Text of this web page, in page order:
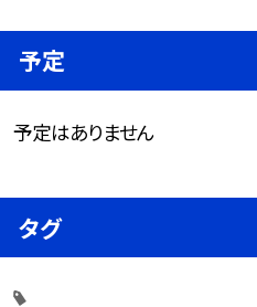
予定
予定はありません
タグ